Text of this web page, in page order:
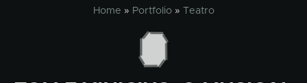
Home » Portfolio» Teatro